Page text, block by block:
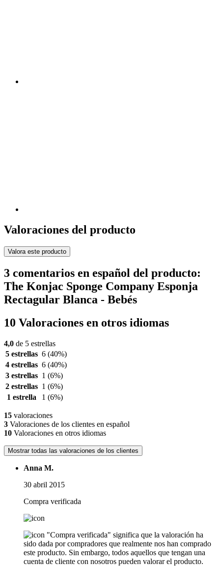
Valoraciones del producto
Valora este producto
3 comentarios en español del producto:
The Konjac Sponge Company Esponja
Rectagular Blanca - Bebés
10 Valoraciones en otros idiomas
4,0 de 5 estrellas
5 estrellas 6 (40%)
4 estrellas 6 (40%)
3 estrellas 1 (6%)
2 estrellas 1 (6%)
1 estrella
1 (6%)
15 valoraciones
3 Valoraciones de los clientes en español
10 Valoraciones en otros idiomas
Mostrar todas las valoraciones de los clientes
Anna M.
30 abril 2015
Compra verificada
"Compra verificada" significa que la valoración ha
sido dada por compradores que realmente nos han comprado
este producto. Sin embargo, todos aquellos que tengan una
cuenta de cliente con nosotros pueden valorar el producto.